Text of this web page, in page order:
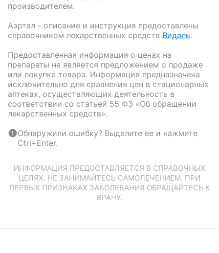
производителем.
Аэртал - описание и инструкция предоставлены
справочником лекарственных средств Видаль.
Предоставленная информация о ценах на
препараты не является предложением о продаже
или покупке товара. Информация предназначена
исключительно для сравнения цен в стационарных
аптеках, осуществляющих деятельность в
соответствии со статьей 55 ФЗ «Об обращении
лекарственных средств».
Обнаружили ошибку? Выделите ее и нажмите
Ctrl+Enter.
ИНФОРМАЦИЯ ПРЕДОСТАВЛЯЕТСЯ В СПРАВОЧНЫХ
ЦЕЛЯХ. НЕ ЗАНИМАЙТЕСЬ САМОЛЕЧЕНИЕМ. ПРИ
ПЕРВЫХ ПРИЗНАКАХ ЗАБОЛЕВАНИЯ ОБРАЩАЙТЕСЬ К
ВРАЧУ.